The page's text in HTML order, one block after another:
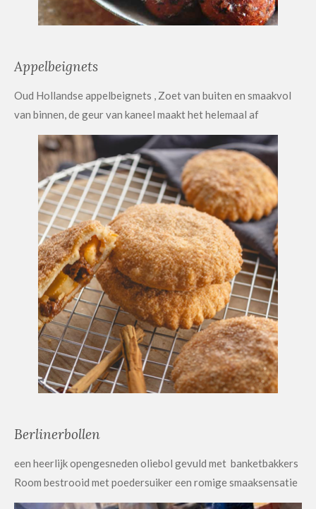
Appelbeignets
Oud Hollandse appelbeignets , Zoet van buiten en smaakvol
van binnen, de geur van kaneel maakt het helemaal af
Berlinerbollen
een heerlijk opengesneden oliebol gevuld met banketbakkers
Room bestrooid met poedersuiker een romige smaaksensatie